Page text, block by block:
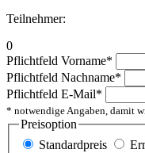
Teilnehmer:
0
Pflichtfeld Vorname*
Pflichtfeld Nachname*
Pflichtfeld E-Mail*
* notwendige Angaben, damit
Preisoption
Standardpreis